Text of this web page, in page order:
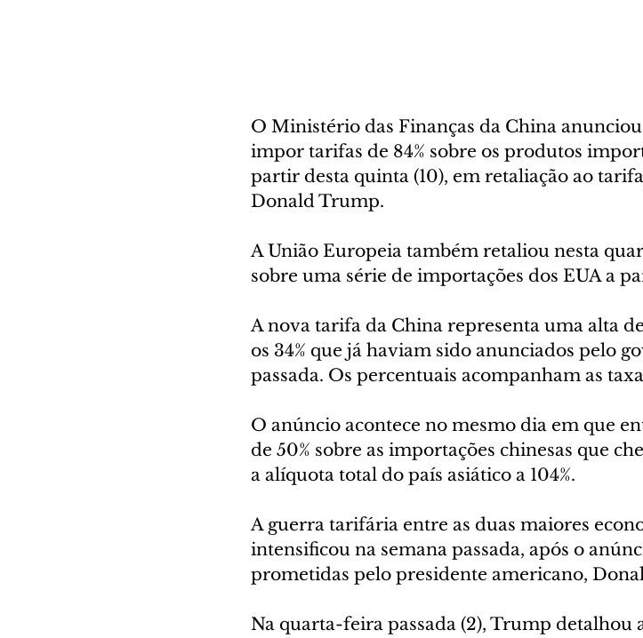
O Ministério das Finanças da China
impor tarifas de 84% sobre os produtos
partir desta quinta (10), em retaliação ao
Donald Trump.
A União Europeia também retaliou nesta
sobre uma série de importações dos EUA a
A nova tarifa da China representa uma alta
os 34% que já haviam sido anunciados pelo
passada. Os percentuais acompanham as
O anúncio acontece no mesmo dia em que
de 50% sobre as importações chinesas que
a alíquota total do país asiático a 104%.
A guerra tarifária entre as duas maiores
intensificou na semana passada, após o
prometidas pelo presidente americano,
Na quarta-feira passada (2), Trump detalhou